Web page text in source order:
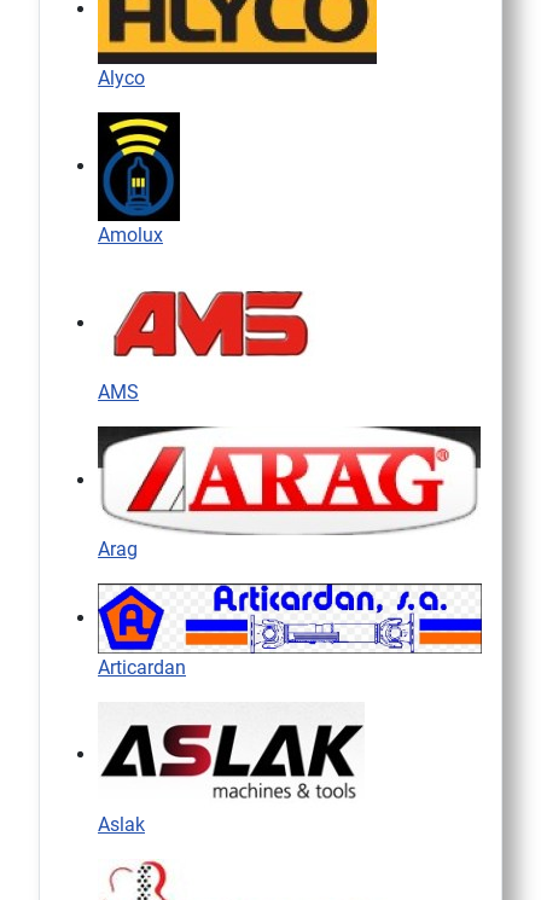
Alyco
Amolux
AMS
Arag
Articardan
Aslak